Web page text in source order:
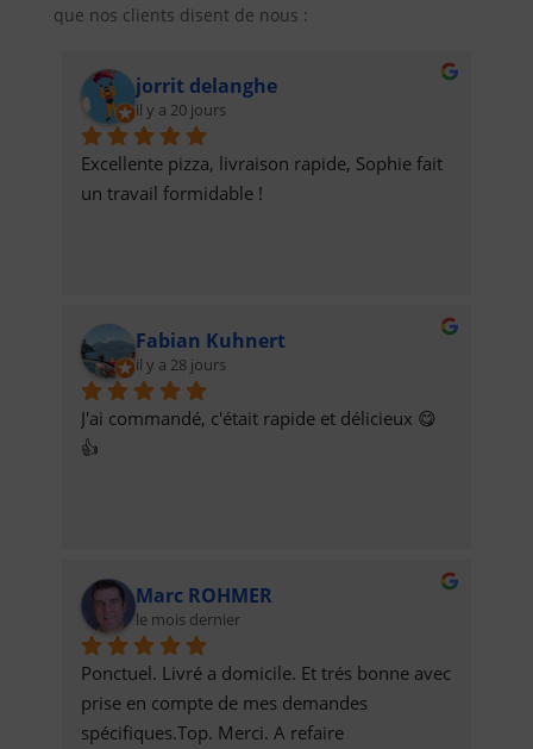
que nos clients disent de nous :
jorrit delanghe
il y a 20 jours
Excellente pizza, livraison rapide, Sophie fait
un travail formidable !
Fabian Kuhnert
il y a 28 jours
J'ai commandé, c'était rapide et délicieux 😋
👍
Marc ROHMER
le mois dernier
Ponctuel. Livré a domicile. Et trés bonne avec
prise en compte de mes demandes
spécifiques.Top. Merci. A refaire